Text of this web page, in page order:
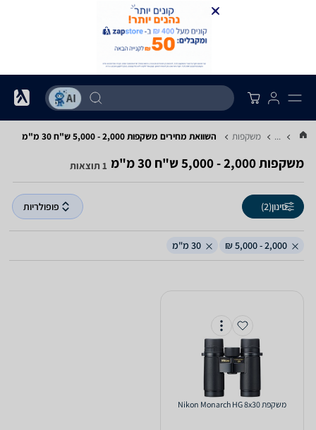
... משקפות השוואת מחירים משקפות ‏2,000 - 5,000 ‏ש"ח ‏30 ‏מ"מ
משקפות ‏2,000 - 5,000 ‏ש"ח ‏30 ‏מ"מ 1 תוצאות
סינון(2) פופולריות
2,000 - 5,000 ₪ 30 מ"מ
משקפת Nikon Monarch HG 8x30